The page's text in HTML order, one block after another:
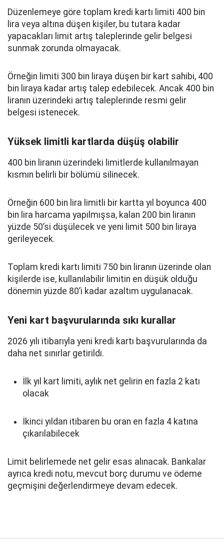
Düzenlemeye göre toplam kredi kartı limiti 400 bin
lira veya altına düşen kişiler, bu tutara kadar
yapacakları limit artış taleplerinde gelir belgesi
sunmak zorunda olmayacak.
Örneğin limiti 300 bin liraya düşen bir kart sahibi, 400
bin liraya kadar artış talep edebilecek. Ancak 400 bin
liranın üzerindeki artış taleplerinde resmi gelir
belgesi istenecek.
Yüksek limitli kartlarda düşüş olabilir
400 bin liranın üzerindeki limitlerde kullanılmayan
kısmın belirli bir bölümü silinecek.
Örneğin 600 bin lira limitli bir kartta yıl boyunca 400
bin lira harcama yapılmışsa, kalan 200 bin liranın
yüzde 50’si düşülecek ve yeni limit 500 bin liraya
gerileyecek.
Toplam kredi kartı limiti 750 bin liranın üzerinde olan
kişilerde ise, kullanılabilir limitin en düşük olduğu
dönemin yüzde 80’i kadar azaltım uygulanacak.
Yeni kart başvurularında sıkı kurallar
2026 yılı itibarıyla yeni kredi kartı başvurularında da
daha net sınırlar getirildi.
İlk yıl kart limiti, aylık net gelirin en fazla 2 katı
olacak
İkinci yıldan itibaren bu oran en fazla 4 katına
çıkarılabilecek
Limit belirlemede net gelir esas alınacak. Bankalar
ayrıca kredi notu, mevcut borç durumu ve ödeme
geçmişini değerlendirmeye devam edecek.